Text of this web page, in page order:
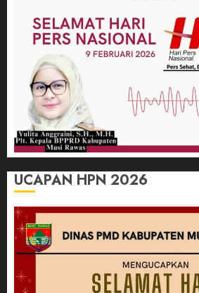
UCAPAN HPN 2026